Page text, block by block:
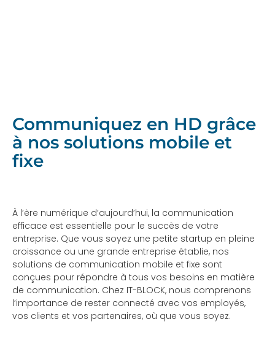
Communiquez en HD grâce
à nos solutions mobile et
fixe
À l’ère numérique d’aujourd’hui, la communication
efficace est essentielle pour le succès de votre
entreprise. Que vous soyez une petite startup en pleine
croissance ou une grande entreprise établie, nos
solutions de communication mobile et fixe sont
conçues pour répondre à tous vos besoins en matière
de communication. Chez IT-BLOCK, nous comprenons
l’importance de rester connecté avec vos employés,
vos clients et vos partenaires, où que vous soyez.